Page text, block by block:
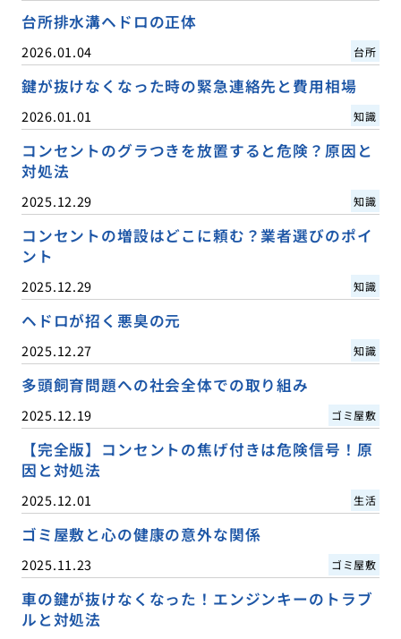
台所排水溝ヘドロの正体
2026.01.04 台所
鍵が抜けなくなった時の緊急連絡先と費用相場
2026.01.01 知識
コンセントのグラつきを放置すると危険？原因と
対処法
2025.12.29 知識
コンセントの増設はどこに頼む？業者選びのポイ
ント
2025.12.29 知識
ヘドロが招く悪臭の元
2025.12.27 知識
多頭飼育問題への社会全体での取り組み
2025.12.19 ゴミ屋敷
【完全版】コンセントの焦げ付きは危険信号！原
因と対処法
2025.12.01 生活
ゴミ屋敷と心の健康の意外な関係
2025.11.23 ゴミ屋敷
車の鍵が抜けなくなった！エンジンキーのトラブ
ルと対処法